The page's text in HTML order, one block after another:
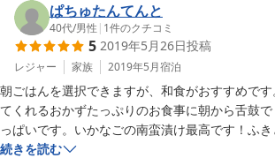
たいです。 ぱちゅたんてんと
40代/男性 | 1件のクチコミ
5 2019年5月26日投稿
レジャー 家族 2019年5月宿泊
朝ごはんを選択できますが、和食がおすすめで
てくれるおかずたっぷりのお食事に朝から舌鼓
っぱいです。いかなごの南蛮漬け最高です！ふ
しかった。何を食べても美味しかったです。あり
続きを読む